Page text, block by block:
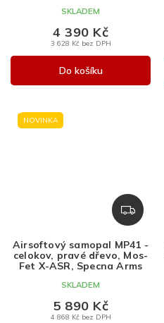
SKLADEM
3 628 Kč bez DPH
4 390 Kč
Do košíku
NOVINKA
Z
D
R
M
Airsoftový samopal MP41 -
celokov, pravé dřevo, Mos-
Fet X-ASR, Specna Arms
SKLADEM
4 868 Kč bez DPH
5 890 Kč